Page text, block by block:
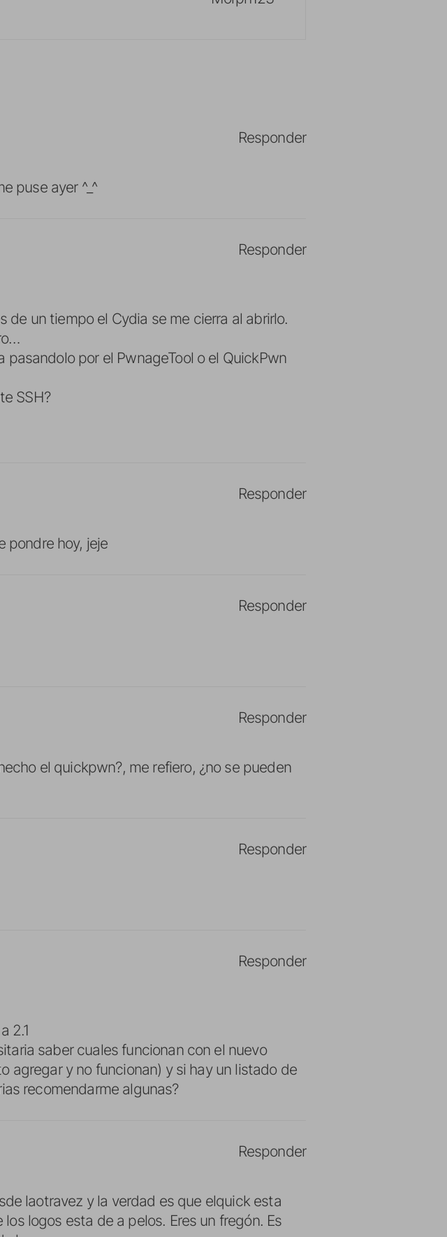
puse ayer ^_^
Responder
de un tiempo el Cydia se me cierra al abrirlo.
pasandolo por el PwnageTool o el QuickPwn
SSH?
Responder
pondre hoy, jeje
Responder
Responder
el quickpwn?, me refiero, ¿no se pueden
Responder
Responder
2.1
saber cuales funcionan con el nuevo
agregar y no funcionan) y si hay un listado de
recomendarme algunas?
Responder
laotravez y la verdad es que elquick esta
logos esta de a pelos. Eres un fregón. Es
Responder